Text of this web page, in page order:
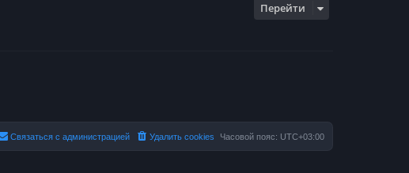
Перейти
Часовой пояс: UTC+03:00
Удалить cookies
Связаться с администрацией